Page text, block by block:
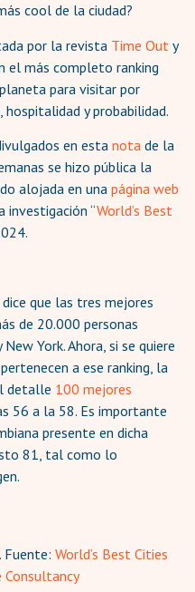
cool de la ciudad?
por la revista Time Out y
el más completo ranking
para visitar por
y probabilidad.
en esta nota de la
se hizo pública la
alojada en una página web
“World’s Best
que las tres mejores
de 20.000 personas
York. Ahora, si se quiere
a ese ranking, la
detalle 100 mejores
56 a la 58. Es importante
presente en dicha
81, tal como lo
Fuente: World’s Best Cities
Consultancy